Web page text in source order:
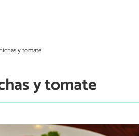
y tomate
y tomate